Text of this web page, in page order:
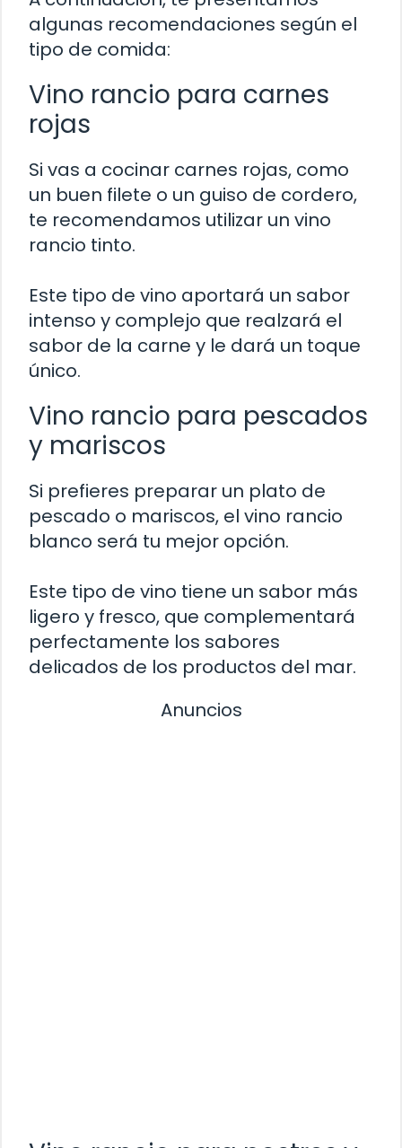
algunas recomendaciones según el
tipo de comida:
Vino rancio para carnes
rojas
Si vas a cocinar carnes rojas, como
un buen filete o un guiso de cordero,
te recomendamos utilizar un vino
rancio tinto.
Este tipo de vino aportará un sabor
intenso y complejo que realzará el
sabor de la carne y le dará un toque
único.
Vino rancio para pescados
y mariscos
Si prefieres preparar un plato de
pescado o mariscos, el vino rancio
blanco será tu mejor opción.
Este tipo de vino tiene un sabor más
ligero y fresco, que complementará
perfectamente los sabores
delicados de los productos del mar.
Anuncios